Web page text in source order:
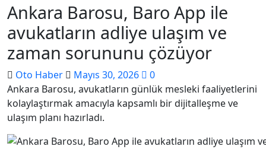
Ankara Barosu, Baro App ile
avukatların adliye ulaşım ve
zaman sorununu çözüyor
Oto Haber Mayıs 30, 2026
0
Ankara Barosu, avukatların günlük mesleki faaliyetlerini
kolaylaştırmak amacıyla kapsamlı bir dijitalleşme ve
ulaşım planı hazırladı.